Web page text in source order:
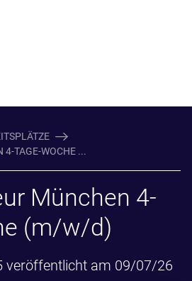
4-TAGE-WOCHE ...
München 4-
(m/w/d)
veröffentlicht am 09/07/26